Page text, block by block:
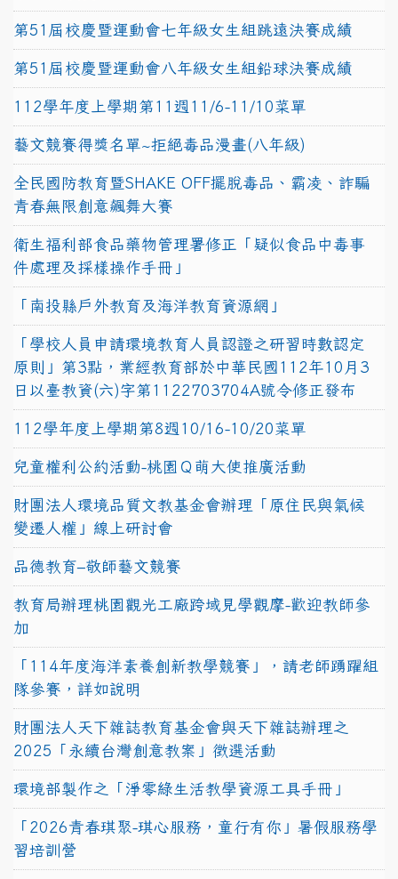
第51屆校慶暨運動會七年級女生組跳遠決賽成績
第51屆校慶暨運動會八年級女生組鉛球決賽成績
112學年度上學期第11週11/6-11/10菜單
藝文競賽得獎名單~拒絕毒品漫畫(八年級)
全民國防教育暨SHAKE OFF擺脫毒品、霸凌、詐騙
青春無限創意飆舞大賽
衛生福利部食品藥物管理署修正「疑似食品中毒事
件處理及採樣操作手冊」
「南投縣戶外教育及海洋教育資源網」
「學校人員申請環境教育人員認證之研習時數認定
原則」第3點，業經教育部於中華民國112年10月3
日以臺教資(六)字第1122703704A號令修正發布
112學年度上學期第8週10/16-10/20菜單
兒童權利公約活動-桃園Ｑ萌大使推廣活動
財團法人環境品質文教基金會辦理「原住民與氣候
變遷人權」線上研討會
品德教育–敬師藝文競賽
教育局辦理桃園觀光工廠跨域見學觀摩-歡迎教師參
加
「114年度海洋素養創新教學競賽」，請老師踴躍組
隊參賽，詳如說明
財團法人天下雜誌教育基金會與天下雜誌辦理之
2025「永續台灣創意教案」徵選活動
環境部製作之「淨零綠生活教學資源工具手冊」
「2026青春琪聚-琪心服務，童行有你」暑假服務學
習培訓營